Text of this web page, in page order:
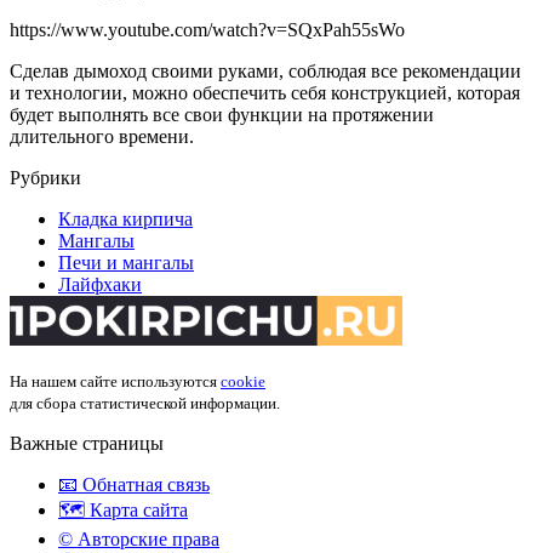
https://www.youtube.com/watch?v=SQxPah55sWo
Сделав дымоход своими руками, соблюдая все рекомендации
и технологии, можно обеспечить себя конструкцией, которая
будет выполнять все свои функции на протяжении
длительного времени.
Рубрики
Кладка кирпича
Мангалы
Печи и мангалы
Лайфхаки
На нашем сайте используются cookie
для сбора статистической информации.
Важные страницы
📧 Обнатная связь
🗺️ Карта сайта
©️ Авторские права